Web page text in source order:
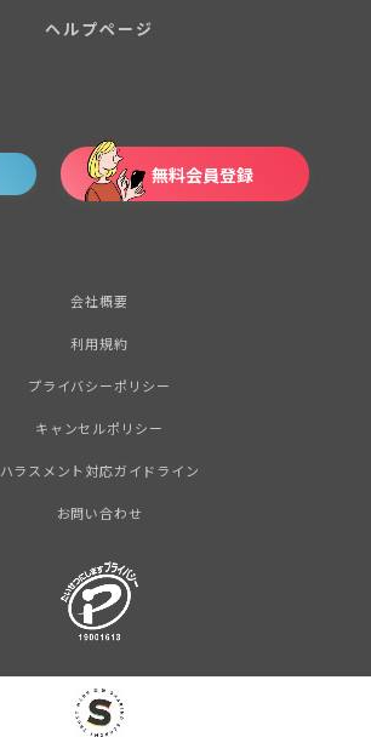
ヘルプページ
無料会員登録
会社概要
利用規約
プライバシーポリシー
キャンセルポリシー
ハラスメント対応ガイドライン
お問い合わせ